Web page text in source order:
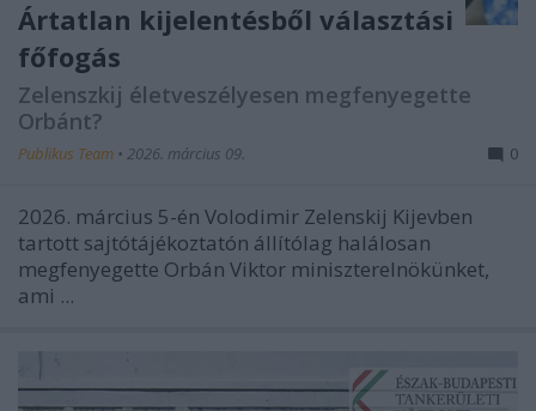
Ártatlan kijelentésből választási
főfogás
Zelenszkij életveszélyesen megfenyegette
Orbánt?
Publikus Team • 2026. március 09. 0
2026. március 5-én Volodimir Zelenskij Kijevben
tartott sajtótájékoztatón állítólag halálosan
megfenyegette Orbán Viktor miniszterelnökünket,
ami ...